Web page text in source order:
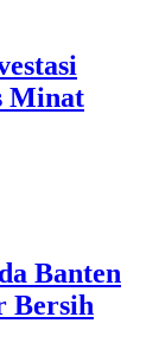
Minat
Banten
Bersih